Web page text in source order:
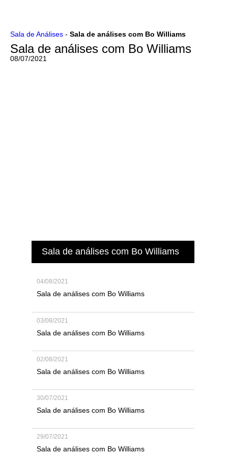
Ir
o
conteúdo
Sala de Análises - Sala de análises com Bo Williams
Sala de análises com Bo Williams
08/07/2021
Sala de análises com Bo Williams
04/08/2021
Sala de análises com Bo Williams
03/08/2021
Sala de análises com Bo Williams
02/08/2021
Sala de análises com Bo Williams
30/07/2021
Sala de análises com Bo Williams
29/07/2021
Sala de análises com Bo Williams